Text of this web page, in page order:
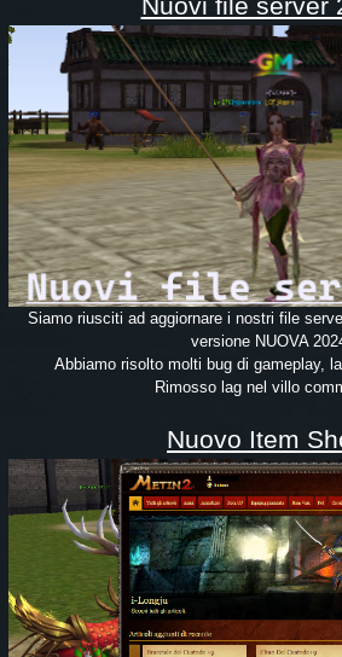
Nuovi file server
Siamo riusciti ad aggiornare i nostri file
versione NUOVA
Abbiamo risolto molti bug di gameplay,
Rimosso lag nel villo
Nuovo Item